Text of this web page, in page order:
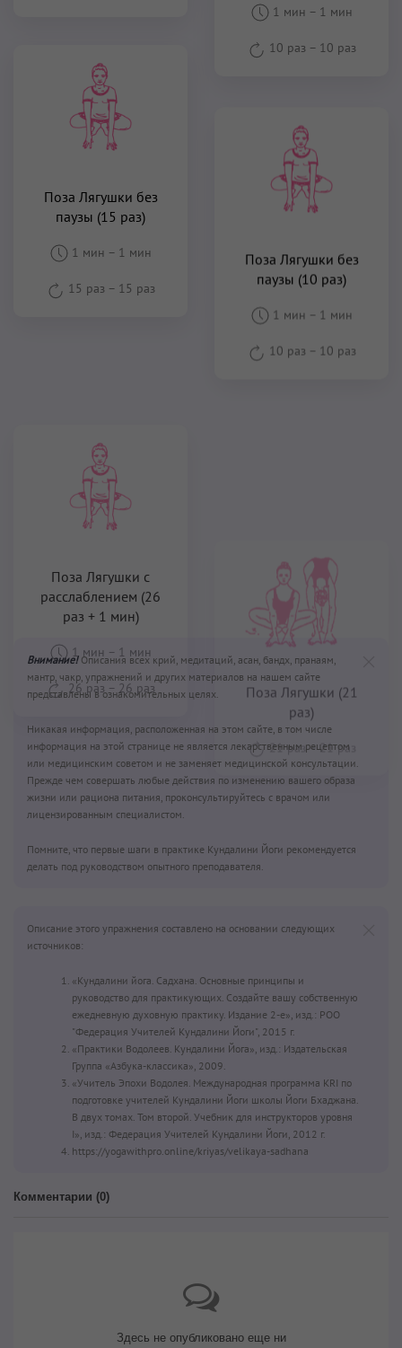
1 мин – 1 мин
10 раз – 10 раз
Поза Лягушки без
паузы (15 раз)
1 мин – 1 мин
15 раз – 15 раз
Поза Лягушки без
паузы (10 раз)
1 мин – 1 мин
10 раз – 10 раз
Поза Лягушки с
расслаблением (26
раз + 1 мин)
1 мин–1 мин
26 раз–26 раз
Поза Лягушки (21
раз)
21 раз–21 раз
Внимание!Описания всех крий, медитаций, асан, бандх, пранаям,
мантр, чакр, упражнений и других материалов на нашем сайте
представлены в ознакомительных целях.
Никакая информация, расположенная на этом сайте, в том числе
информация на этой странице не является лекарственным рецептом
или медицинским советом и не заменяет медицинской консультации.
Прежде чем совершать любые действия по изменению вашего образа
жизни или рациона питания, проконсультируйтесь с врачом или
лицензированным специалистом.
Помните, что первые шаги в практике Кундалини Йоги рекомендуется
делать под руководством опытного преподавателя.
Описание этого упражнения составлено на основании следующих
источников:
«Кундалини йога. Садхана. Основные принципы и
руководство для практикующих. Создайте вашу собственную
ежедневную духовную практику. Издание 2-е», изд.: РОО
"Федерация Учителей Кундалини Йоги", 2015 г.
«Практики Водолеев. Кундалини Йога», изд.: Издательская
Группа «Азбука-классика», 2009.
«Учитель Эпохи Водолея. Международная программа KRI по
подготовке учителей Кундалини Йоги школы Йоги Бхаджана.
В двух томах. Том второй. Учебник для инструкторов уровня
I», изд.: Федерация Учителей Кундалини Йоги, 2012 г.
https://yogawithpro.online/kriyas/velikaya-sadhana
Комментарии (0)
Здесь не опубликовано еще ни